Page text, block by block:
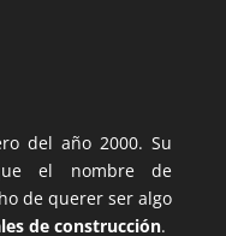
del año 2000. Su
el nombre de
de querer ser algo
de construcción.